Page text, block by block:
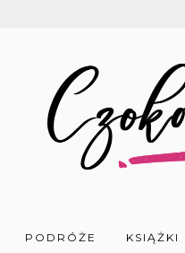
PODRÓŻE KSIĄŻKI